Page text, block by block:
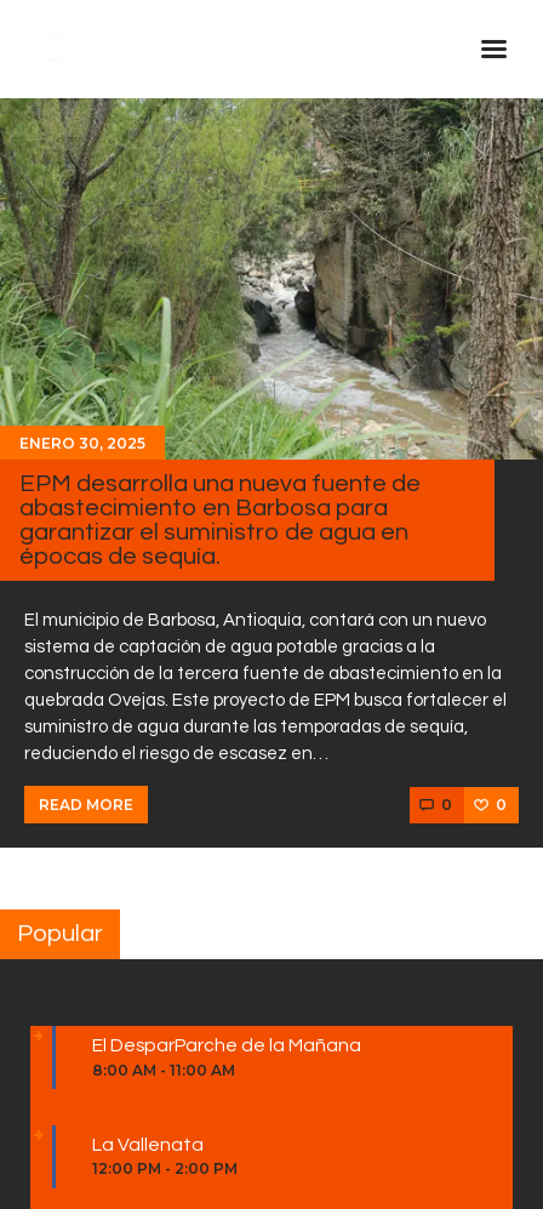
Inicio Real FM
Streaming
En Vivo
Descarga La APP
Programas
Noticias
Equipo
Sobre Nosotros
Contactos
ENERO 30, 2025
EPM desarrolla una nueva fuente de
abastecimiento en Barbosa para
garantizar el suministro de agua en
épocas de sequía.
El municipio de Barbosa, Antioquia, contará con un nuevo
sistema de captación de agua potable gracias a la
construcción de la tercera fuente de abastecimiento en la
quebrada Ovejas. Este proyecto de EPM busca fortalecer el
suministro de agua durante las temporadas de sequía,
reduciendo el riesgo de escasez en…
READ MORE 0 0
Popular
El DesparParche de la Mañana
8:00 AM - 11:00 AM
La Vallenata
12:00 PM - 2:00 PM